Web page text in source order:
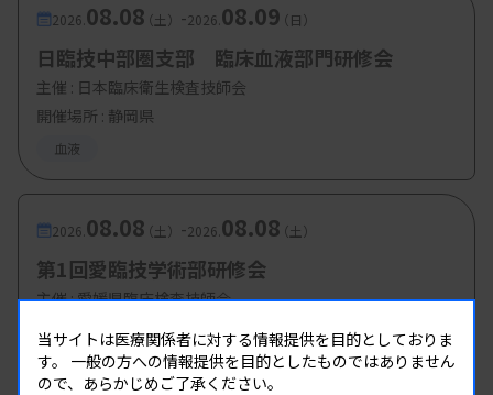
2026. 08.08（土） -2026. 08.09（日）
日臨技中部圏支部 臨床血液部門研修会
主催 : 日本臨床衛生検査技師会
開催場所 : 静岡県
血液
2026. 08.08（土） -2026. 08.08（土）
第1回愛臨技学術部研修会
主催 :愛媛県臨床検査技師会
開催場所 : 愛媛県
血液 免疫血清 生理
当サイトは医療関係者に対する情報提供を目的としておりま
す。 一般の方への情報提供を目的としたものではありません
ので、あらかじめご了承ください。